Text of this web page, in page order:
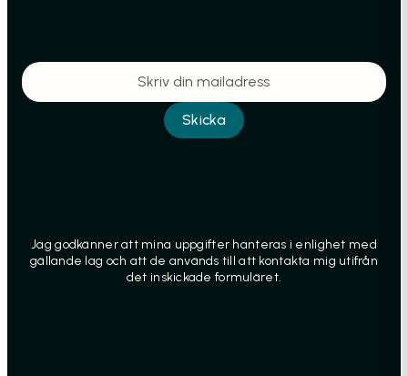
Jag godkänner att mina uppgifter hanteras i enlighet med
gällande lag och att de används till att kontakta mig utifrån
det inskickade formuläret.